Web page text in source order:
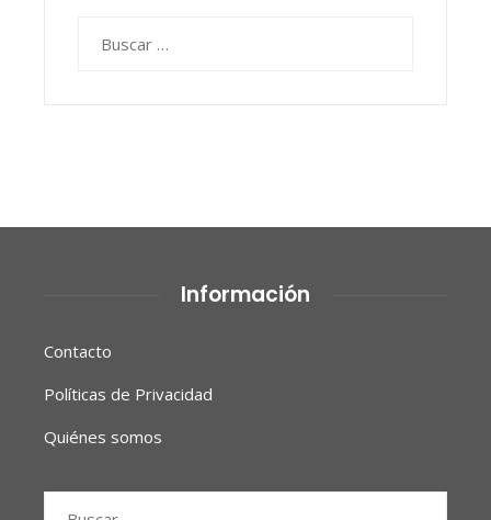
Información
Contacto
Políticas de Privacidad
Quiénes somos